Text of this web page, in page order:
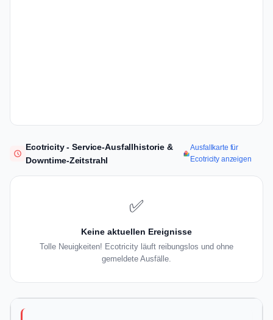
Ecotricity - Service-Ausfallhistorie &
Downtime-Zeitstrahl
Ausfallkarte für
Ecotricity anzeigen
✅
Keine aktuellen Ereignisse
Tolle Neuigkeiten! Ecotricity läuft reibungslos und ohne
gemeldete Ausfälle.